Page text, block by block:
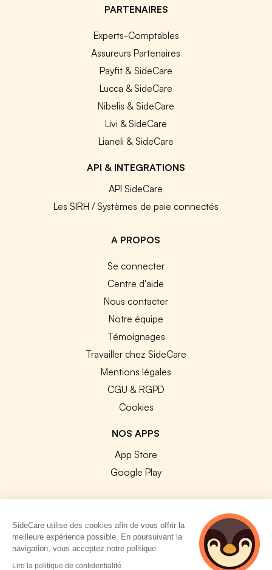
PARTENAIRES
Experts-Comptables
Assureurs Partenaires
Payfit & SideCare
Lucca & SideCare
Nibelis & SideCare
Livi & SideCare
Lianeli & SideCare
API & INTEGRATIONS
API SideCare
Les SIRH / Systèmes de paie connectés
A PROPOS
Se connecter
Centre d'aide
Nous contacter
Notre équipe
Témoignages
Travailler chez SideCare
Mentions légales
CGU & RGPD
Cookies
NOS APPS
App Store
Google Play
© 2026 SideCare. Tous droits réservés.
SideCare utilise des cookies afin de vous offrir la
meilleure expérience possible. En poursuivant la
navigation, vous acceptez notre politique.
Lire la politique de confidentialité
5 personnes